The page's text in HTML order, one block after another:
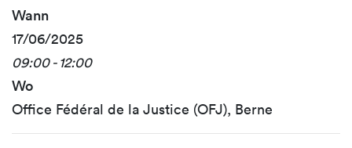
Wann
17/06/2025
09:00 - 12:00
Wo
Office Fédéral de la Justice (OFJ), Berne